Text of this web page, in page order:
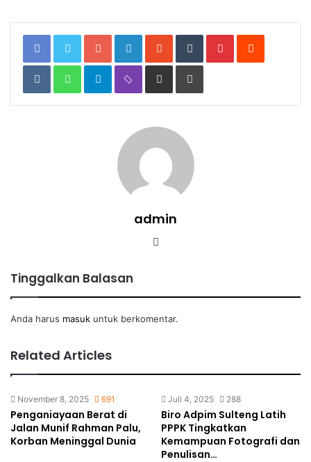
Google+LinkedInStumbleUpon
TumblrPinterestReddit
VKontakteWhatsAppTelegramViber Share
Email
Print
admin
Website
Tinggalkan Balasan
Anda harus masuk untuk berkomentar.
Related Articles
November 8, 2025 691
Penganiayaan Berat di
Jalan Munif Rahman Palu,
Korban Meninggal Dunia
Juli 4, 2025 288
Biro Adpim Sulteng Latih
PPPK Tingkatkan
Kemampuan Fotografi dan
Penulisan…